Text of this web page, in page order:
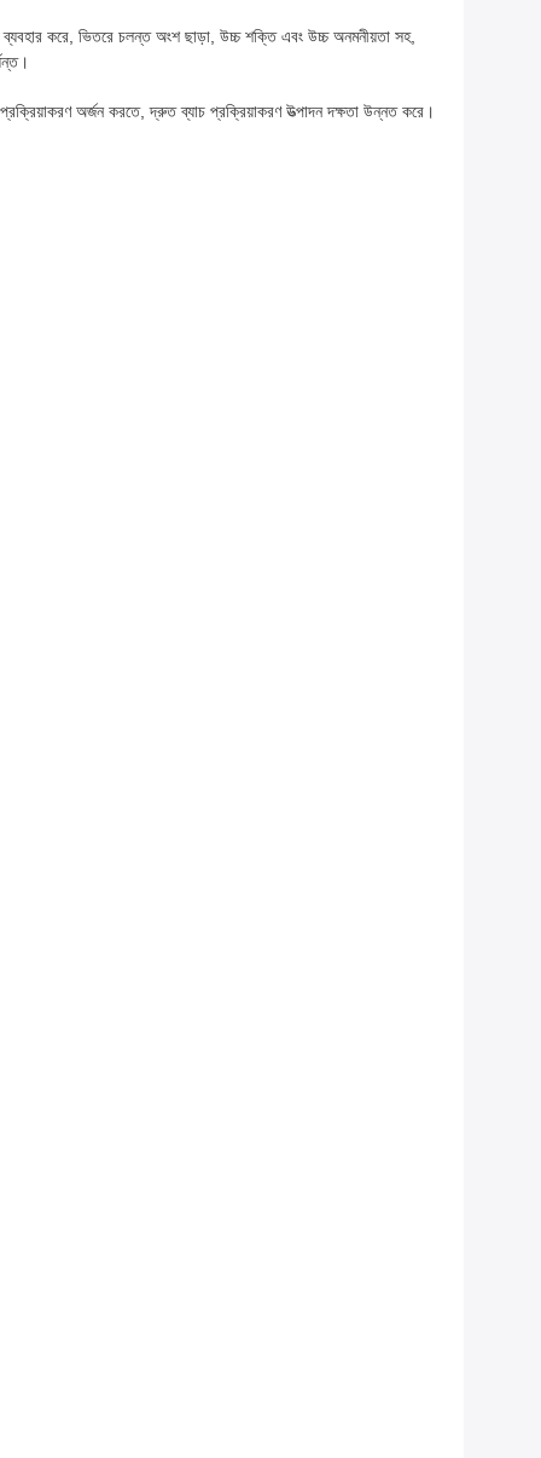
ব্যবহার করে, ভিতরে চলন্ত অংশ ছাড়া, উচ্চ শক্তি এবং উচ্চ অনমনীয়তা সহ,
অর্জন করতে, দ্রুত ব্যাচ প্রক্রিয়াকরণ উত্পাদন দক্ষতা উন্নত করে।